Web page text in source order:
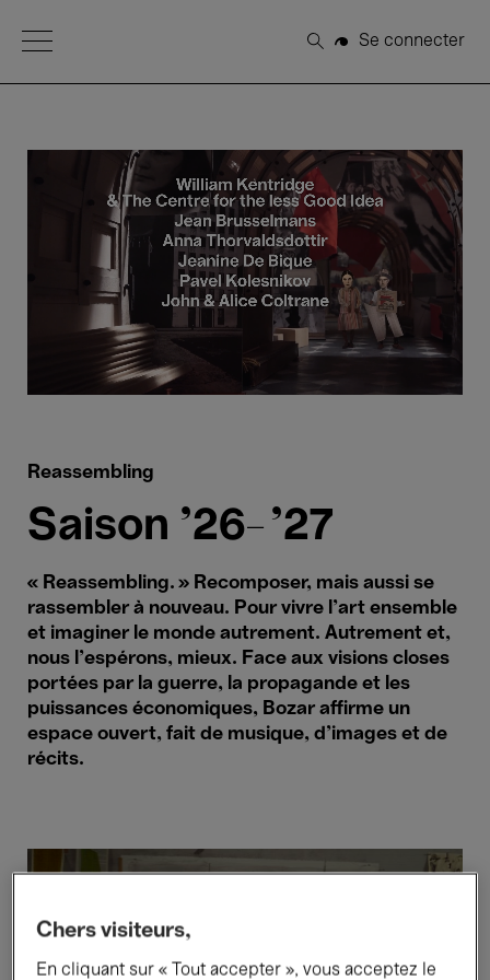
Open Menu
Rechercher
Se connecter
Reassembling
Saison '26–'27
« Reassembling. » Recomposer, mais aussi se
rassembler à nouveau. Pour vivre l’art ensemble
et imaginer le monde autrement. Autrement et,
nous l’espérons, mieux. Face aux visions closes
portées par la guerre, la propagande et les
puissances économiques, Bozar affirme un
espace ouvert, fait de musique, d’images et de
récits.
Chers visiteurs,
En cliquant sur « Tout accepter », vous acceptez le